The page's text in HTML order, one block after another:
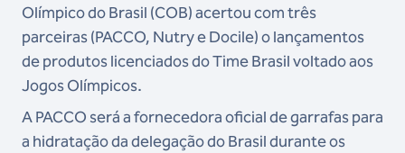
Olímpico do Brasil (COB) acertou com três
parceiras (PACCO, Nutry e Docile) o lançamentos
de produtos licenciados do Time Brasil voltado aos
Jogos Olímpicos.
A PACCO será a fornecedora oficial de garrafas para
a hidratação da delegação do Brasil durante os